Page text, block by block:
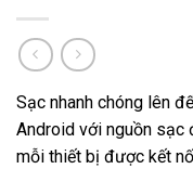
Sạc nhanh chóng lên
Android với nguồn sạc
mỗi thiết bị được kết